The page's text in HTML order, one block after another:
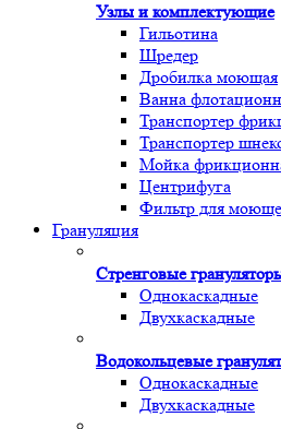
Узлы и комплектующие
Гильотина
Шредер
Дробилка моющая
Ванна
Транспортер
Транспортер
Мойка
Центрифуга
Фильтр для
Грануляция
Стренговые
Однокаскадные
Двухкаскадные
Водокольцевые
Однокаскадные
Двухкаскадные